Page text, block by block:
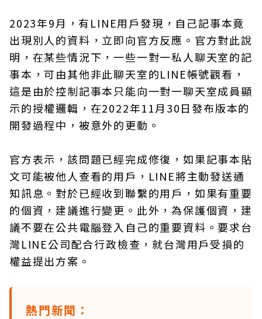
2023年9月，有LINE用戶發現，自己記事本竟
出現別人的資料，立即向官方反應。官方對此說
明，在某些情況下，一些一對一私人聊天室的記
事本，可由其他非此聊天室的LINE帳號觀看，
這是由於控制記事本只能向一對一聊天室成員顯
示的授權邏輯，在2022年11月30日發布版本的
開發過程中，被意外的更動。
官方表示，該問題已經完成修復，如果記事本貼
文可能被他人查看的用戶，LINE將主動發送通
知訊息。對於已經收到聯繫的用戶，如果有重要
的個資，建議進行變更。此外，為保護個資，建
議不要在公共電腦登入自己的重要資料。要求台
灣LINE公司配合行政檢查，就台灣用戶受損的
權益提出方案。
熱門新聞：